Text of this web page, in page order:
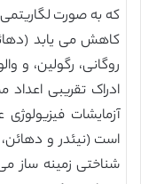
که به صورت
ادراک تقریبی
آزمایشات
شناختی زمینه ساز